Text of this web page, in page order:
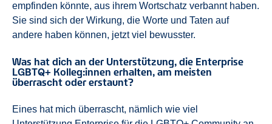
empfinden könnte, aus ihrem Wortschatz verbannt haben.
Sie sind sich der Wirkung, die Worte und Taten auf
andere haben können, jetzt viel bewusster.
Was hat dich an der Unterstützung, die Enterprise
LGBTQ+ Kolleg:innen erhalten, am meisten
überrascht oder erstaunt?
Eines hat mich überrascht, nämlich wie viel